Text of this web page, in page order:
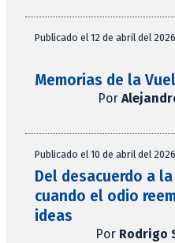
Publicado el 12 de abril del 2026
Memorias de la
Por
Publicado el 10 de abril del 2026
Del desacuerdo a
cuando el odio
ideas
Por Rodrigo